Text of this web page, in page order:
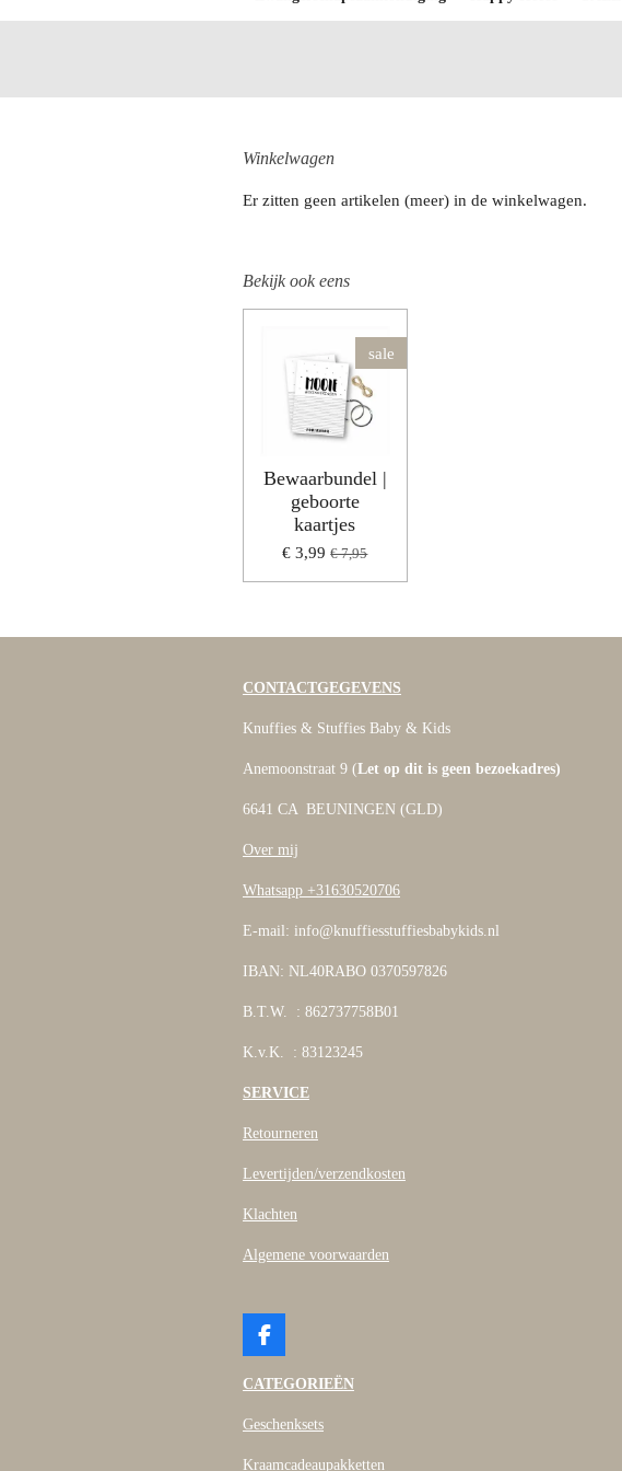
Winkelwagen
Er zitten geen artikelen (meer) in de winkelwagen.
Bekijk ook eens
sale
Bewaarbundel |
geboorte
kaartjes
€ 3,99 € 7,95
CONTACTGEGEVENS
Knuffies & Stuffies Baby & Kids
Anemoonstraat 9 (Let op dit is geen bezoekadres)
6641 CA BEUNINGEN (GLD)
Over mij
Whatsapp +31630520706
E-mail: info@knuffiesstuffiesbabykids.nl
IBAN: NL40RABO 0370597826
B.T.W. : 862737758B01
K.v.K. : 83123245
SERVICE
Retourneren
Levertijden/verzendkosten
Klachten
Algemene voorwaarden
F
c
b
o
CATEGORIEËN
Geschenksets
Kraamcadeaupakketten